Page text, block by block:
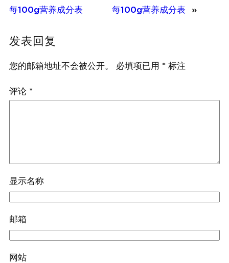
每100g营养成分表
每100g营养成分表
»
发表回复
您的邮箱地址不会被公开。 必填项已用 * 标注
评论 *
显示名称
邮箱
网站